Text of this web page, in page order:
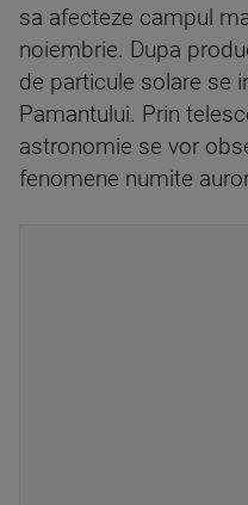
sa afecteze campul
noiembrie. Dupa
de particule solare se
Pamantului. Prin
astronomie se vor
fenomene numite